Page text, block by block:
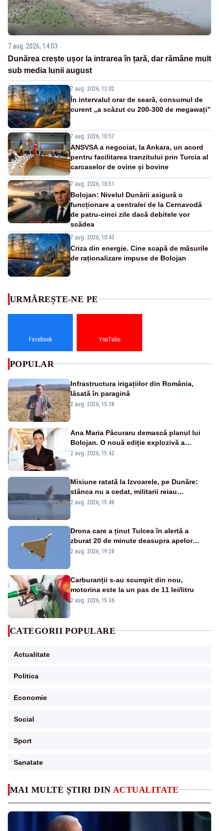
7 aug. 2026, 14:03
Dunărea crește ușor la intrarea în țară, dar rămâne mult
sub media lunii august
7 aug. 2026, 13:02
În intervalul orar de seară, consumul de
curent „a scăzut cu 200-300 de megawați”
7 aug. 2026, 10:57
ANSVSA a negociat, la Ankara, un acord
pentru facilitarea tranzitului prin Turcia al
carcaselor de ovine și bovine
7 aug. 2026, 10:51
Bolojan: Nivelul Dunării asigură o
funcționare a centralei de la Cernavodă
de patru-cinci zile dacă debitele vor
scădea
7 aug. 2026, 10:43
Criza din energie. Cine scapă de măsurile
de raționalizare impuse de Bolojan
MAI MULTE ȘTIRI DIN ACTUALITATE
URMĂREȘTE-NE PE
Facebook YouTube
POPULAR
Infrastructura irigațiilor din România,
lăsată în paragină
2 aug. 2026, 15:38
Ana Maria Păcuraru demască planul lui
Bolojan. O nouă ediție explozivă a
emisiunii „Miza Zilei” la Realitatea PLUS
2 aug. 2026, 15:42
Misiune ratată la Izvoarele, pe Dunăre:
stânca nu a cedat, militarii reiau
detonările luni – VIDEO
2 aug. 2026, 15:48
Drona care a ținut Tulcea în alertă a
zburat 20 de minute deasupra apelor
României. Au fost ridicate două F-16
2 aug. 2026, 19:28
Carburanții s-au scumpit din nou,
motorina este la un pas de 11 lei/litru
2 aug. 2026, 15:36
CATEGORII POPULARE
Actualitate
Politica
Economie
Social
Sport
Sanatate